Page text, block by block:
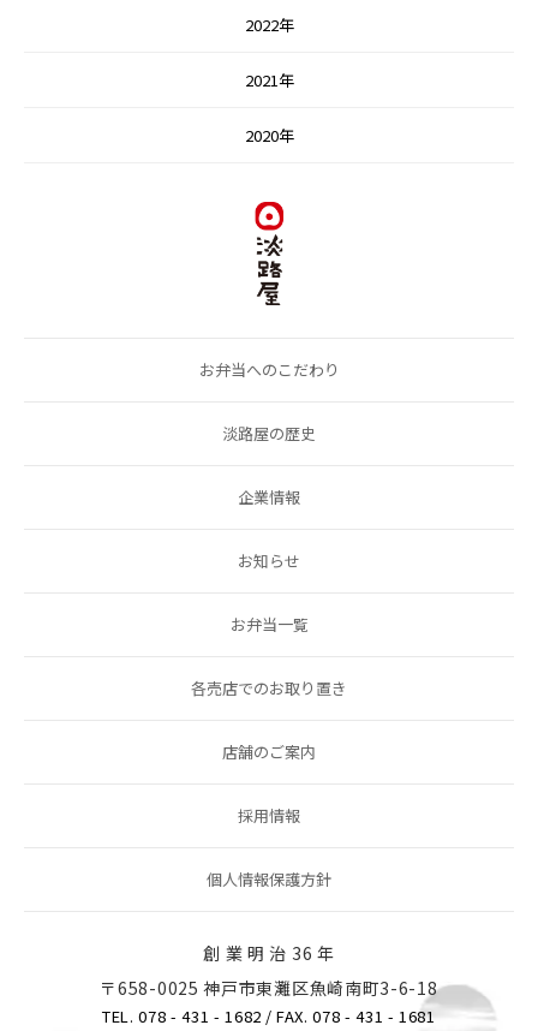
2022年
2021年
2020年
お弁当へのこだわり
淡路屋の歴史
企業情報
お知らせ
お弁当一覧
各売店でのお取り置き
店舗のご案内
採用情報
個人情報保護方針
創 業 明 治 36 年
〒658-0025 神戸市東灘区魚崎南町3-6-18
TEL. 078 - 431 - 1682 / FAX. 078 - 431 - 1681